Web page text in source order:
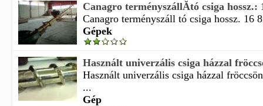
Canagro terményszállĂ­tó csiga hossz.:
Canagro terményszáll tó csiga hossz. 16
Gépek
Használt univerzális csiga házzal
Használt univerzális csiga házzal
...
Gép